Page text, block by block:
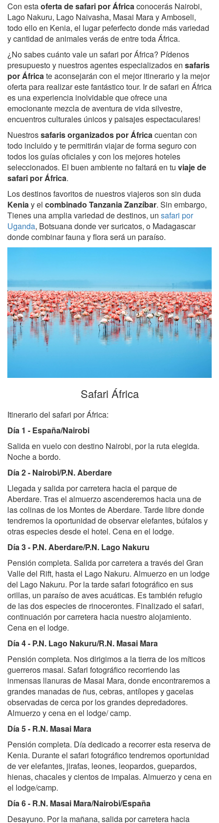
Con estaoferta de safari por Áfricaconocerás Nairobi,
Lago Nakuru, Lago Naivasha, Masai Mara y Amboseli,
todo ello en Kenia, el lugar peferfecto donde más variedad
y cantidad de animales verás de entre toda África.
¿No sabes cuánto vale un safari por África? Pídenos
presupuesto y nuestros agentes especializados en safaris
por Áfricate aconsejarán con el mejor itinerario y la mejor
oferta para realizar este fantástico tour. Ir de safari en África
es una experiencia inolvidable que ofrece una
emocionante mezcla de aventura de vida silvestre,
encuentros culturales únicos y paisajes espectaculares!
Nuestrossafaris organizados por Áfricacuentan con
todo incluido y te permitirán viajar de forma seguro con
todos los guías oficiales y con los mejores hoteles
seleccionados. El buen ambiente no faltará en tu viaje de
safari por África.
Los destinos favoritos de nuestros viajeros son sin duda
Keniay el combinado Tanzania Zanzíbar. Sin embargo,
Tienes una amplia variedad de destinos, un safari por
Uganda, Botsuana donde ver suricatos, o Madagascar
donde combinar fauna y flora será un paraíso.
Safari África
Itinerario del safari por África:
Día 1 - España/Nairobi
Salida en vuelo con destino Nairobi, por la ruta elegida.
Noche a bordo.
Día 2 - Nairobi/P.N. Aberdare
Llegada y salida por carretera hacia el parque de
Aberdare. Tras el almuerzo ascenderemos hacia una de
las colinas de los Montes de Aberdare. Tarde libre donde
tendremos la oportunidad de observar elefantes, búfalos y
otras especies desde el hotel. Cena en el lodge.
Día 3 - P.N. Aberdare/P.N. Lago Nakuru
Pensión completa. Salida por carretera a través del Gran
Valle del Rift, hasta el Lago Nakuru. Almuerzo en un lodge
del Lago Nakuru. Por la tarde safari fotográfico en sus
orillas, un paraíso de aves acuáticas. Es también refugio
de las dos especies de rinocerontes. Finalizado el safari,
continuación por carretera hacia nuestro alojamiento.
Cena en el lodge.
Día 4 - P.N. Lago Nakuru/R.N. Masai Mara
Pensión completa. Nos dirigimos a la tierra de los míticos
guerreros masai. Safari fotográfico recorriendo las
inmensas llanuras de Masai Mara, donde encontraremos a
grandes manadas de ñus, cebras, antílopes y gacelas
observadas de cerca por los grandes depredadores.
Almuerzo y cena en el lodge/ camp.
Día 5 - R.N. Masai Mara
Pensión completa. Día dedicado a recorrer esta reserva de
Kenia. Durante el safari fotográfico tendremos oportunidad
de ver elefantes, jirafas, leones, leopardos, guepardos,
hienas, chacales y cientos de impalas. Almuerzo y cena en
el lodge/camp.
Día 6 - R.N. Masai Mara/Nairobi/España
Desayuno. Por la mañana, salida por carretera hacia